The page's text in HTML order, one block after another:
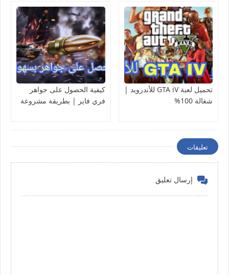
تحميل لعبة GTA iV للأندرويد |
شغالة 100%
كيفية الحصول على جواهر
فري فاير | بطريقة مشروعة
تعليقات
إرسال تعليق